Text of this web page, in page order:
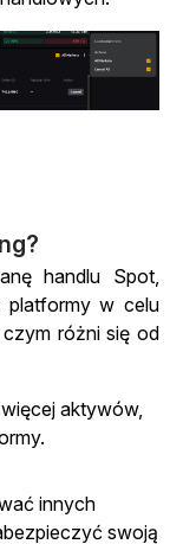
handlu Spot,
platformy w celu
różni się od
aktywów,
innych
swoją